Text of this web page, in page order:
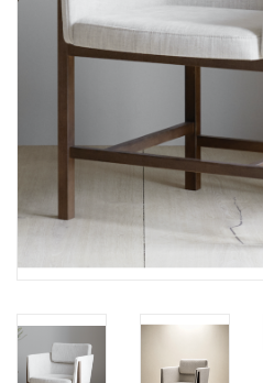
LATEST ARRIVALS 最新扺港
FREDERICIA 系列
新斯堪的納維亞餐具角 @ MANKS
Gift cards